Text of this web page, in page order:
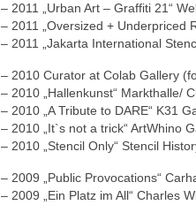
– 2011 „Urban Art – Graffiti 21“
– 2011 „Oversized + Underpriced
– 2011 „Jakarta International
– 2010 Curator at Colab Gallery
– 2010 „Hallenkunst“ Markthalle/
– 2010 „A Tribute to DARE“ K31
– 2010 „It`s not a trick“ ArtWhino
– 2010 „Stencil Only“ Stencil
– 2009 „Public Provocations“
– 2009 „Ein Platz im All“ Charles